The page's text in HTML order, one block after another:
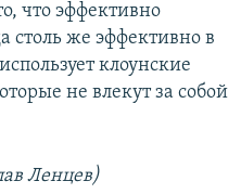
что эффективно
столь же эффективно в
клоунские
не влекут за собой
Ленцев)